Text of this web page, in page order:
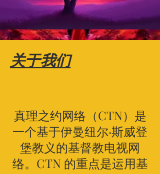
关于我们
真理之约网络（CTN）是
一个基于伊曼纽尔·斯威登
堡教义的基督教电视网
络。CTN 的重点是运用基